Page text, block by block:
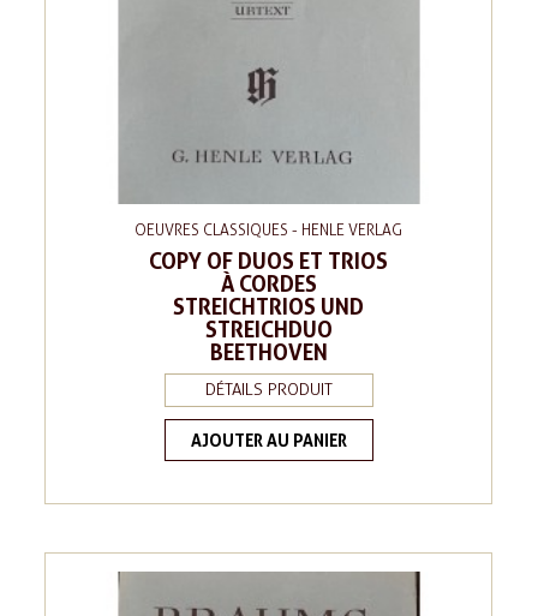
OEUVRES CLASSIQUES - HENLE VERLAG
COPY OF DUOS ET TRIOS
À CORDES
STREICHTRIOS UND
STREICHDUO
BEETHOVEN
DÉTAILS PRODUIT
AJOUTER AU PANIER